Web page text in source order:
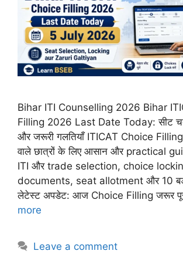
Bihar ITI Counselling 2026 Bihar
Filling 2026 Last Date Today: सीट
और जरूरी गलतियाँ ITICAT Choice
वाले छात्रों के लिए आसान और practical
ITI और trade selection, choice
documents, seat allotment और 10
लेटेस्ट अपडेट: आज Choice Filling जरूर
more
Leave a comment